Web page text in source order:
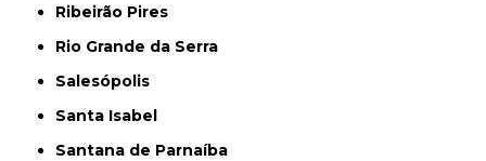
Ribeirão Pires
Rio Grande da Serra
Salesópolis
Santa Isabel
Santana de Parnaíba